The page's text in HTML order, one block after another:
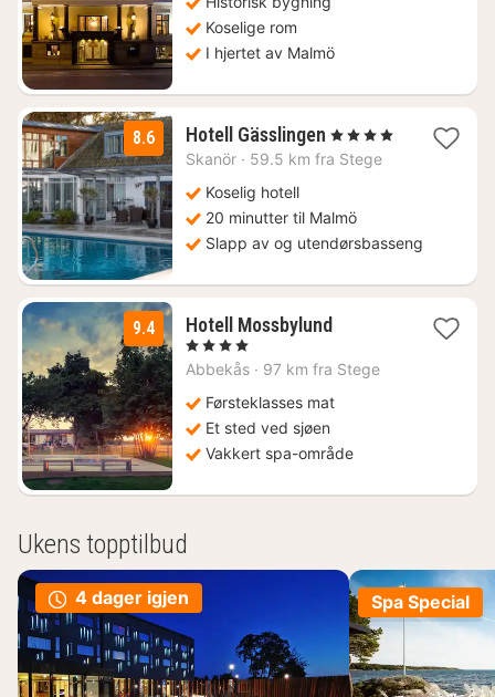
Koselige rom
I hjertet av Malmö
8.6 Hotell Gässlingen 1
natt
kr.
, 4 Stjerner
Skanör · 59.5 km fra Stege
Koselig hotell
20 minutter til Malmö
Slapp av og utendørsbasseng
9.4 Hotell Mossbylund1
fra
1887
kr.
, 4 Stjerner
Abbekås · 97 km fra Stege
Førsteklasses mat
Et sted ved sjøen
Vakkert spa-område
Ukens topptilbud
4 dager igjen Spa Special